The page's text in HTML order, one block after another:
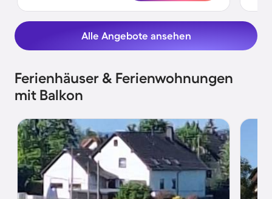
Alle Angebote ansehen
Ferienhäuser & Ferienwohnungen
mit Balkon